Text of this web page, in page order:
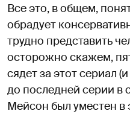
Все это, в общем,
обрадует
трудно представить
осторожно скажем,
сядет за этот сериал
до последней серии в
Мейсон был уместен в